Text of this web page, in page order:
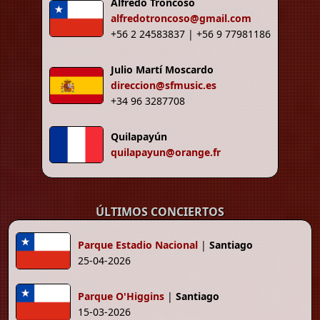
alfredotroncoso@gmail.com
+56 2 24583837 | +56 9 77981186
Julio Martí Moscardo
direccion@sfmusic.es
+34 96 3287708
Quilapayún
quilapayun@orange.fr
ÚLTIMOS CONCIERTOS
Parque Estadio Nacional| Santiago
25-04-2026
Parque O'Higgins| Santiago
15-03-2026